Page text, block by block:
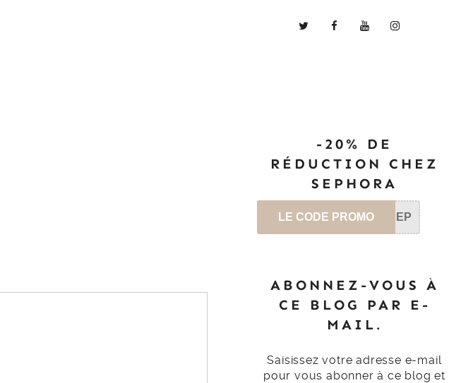
-20% DE
RÉDUCTION CHEZ
SEPHORA
LE CODE PROMO SEP
ABONNEZ-VOUS À
CE BLOG PAR E-
MAIL.
Saisissez votre adresse e-mail
pour vous abonner à ce blog et